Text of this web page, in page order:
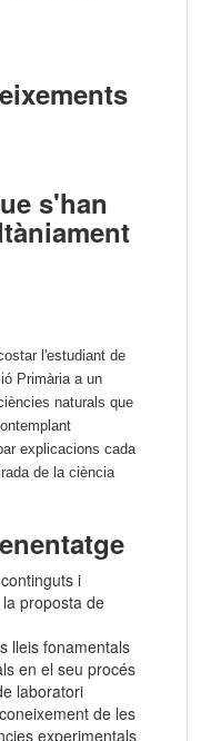
s'han
l'estudiant de
Primària a un
naturals que
explicacions cada
de la ciència
i
proposta de
lleis fonamentals
en el seu procés
laboratori
de les
experimentals